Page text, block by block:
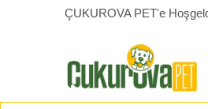
ÇUKUROVA PET'e